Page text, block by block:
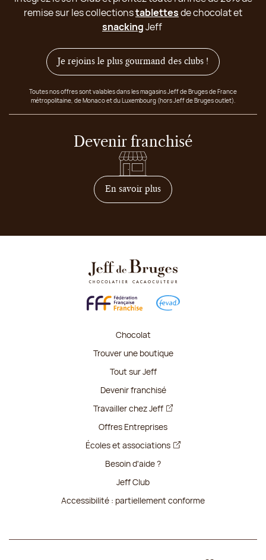
remise sur les collectionstablettesde chocolat et
snackingJeff
Je rejoins le plus gourmand des clubs !
Toutes nos offres sont valables dans les magasins Jeff de Bruges de France
métropolitaine, de Monaco et du Luxembourg (hors Jeff de Bruges outlet).
Devenir franchisé
En savoir plussur comment devenir
Chocolat
Trouver une boutique
Tout sur Jeff
Devenir franchisé
Travailler chez Jeff
Offres Entreprises
Écoles et associations
Besoin d'aide ?
Jeff Club
Accessibilité : partiellement conforme